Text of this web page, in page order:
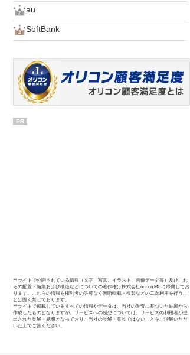
au
SoftBank
PR
当サイトで公開されている情報（文字、写真、イラスト、画像データ等）及びこれ
らの配置・編集および構造などについての著作権は株式会社oricon MEに帰属してお
ります。これらの情報を権利者の許可なく無断転載・複製などの二次利用を行うこ
とは固く禁じております。
当サイトで掲載しているすべての情報やデータは、当社の調査に基づいた結果から
作成したものとなりますが、サービスへの感想については、サービスの利用者が提
出された見解・感想となっており、当社の見解・意見ではないことをご理解いただ
いた上でご覧ください。